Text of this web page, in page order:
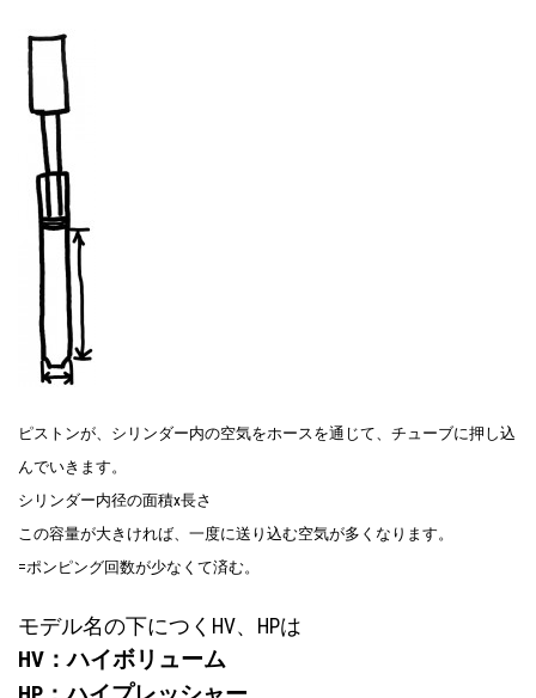
ピストンが、シリンダー内の空気をホースを通じて、チューブに押し込
んでいきます。
シリンダー内径の面積x長さ
この容量が大きければ、一度に送り込む空気が多くなります。
=ポンピング回数が少なくて済む。
モデル名の下につくHV、HPは
HV：ハイボリューム